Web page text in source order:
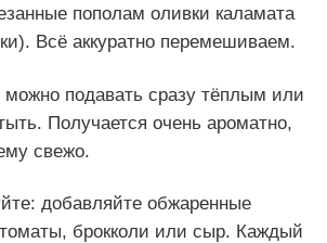
пополам оливки каламата
Всё аккуратно перемешиваем.
можно подавать сразу тёплым или
Получается очень ароматно,
свежо.
добавляйте обжаренные
брокколи или сыр. Каждый